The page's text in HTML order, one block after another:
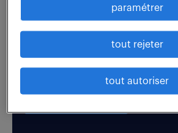
votre CV !
Boostez votre visibilité auprès
en postulant par candidature
paramétrer
tout rejeter
tout autoriser